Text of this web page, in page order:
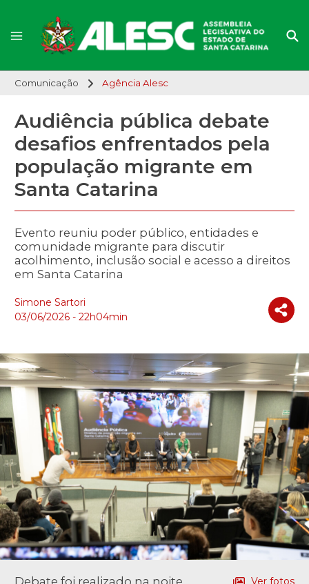
Comunicação Agência Alesc
Audiência pública debate
desafios enfrentados pela
população migrante em
Santa Catarina
Evento reuniu poder público, entidades e
comunidade migrante para discutir
acolhimento, inclusão social e acesso a direitos
em Santa Catarina
Simone Sartori
03/06/2026 - 22h04min
Ver fotos